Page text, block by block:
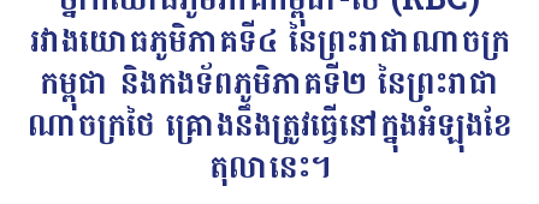
រវាងយោធភូមិភាគទី៤ នៃព្រះរាជាណាចក្រ
កម្ពុជា និងកងទ័ពភូមិភាគទី២ នៃព្រះរាជា
ណាចក្រថៃ គ្រោងនឹងត្រូវធ្វើនៅក្នុងអំឡុងខែ
តុលានេះ។